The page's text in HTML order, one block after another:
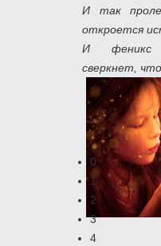
0
1
2
3
4
И так
откроется
И феникс
сверкнет,